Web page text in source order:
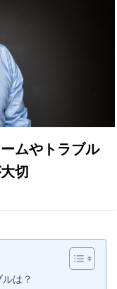
ムやトラブル
切
は？